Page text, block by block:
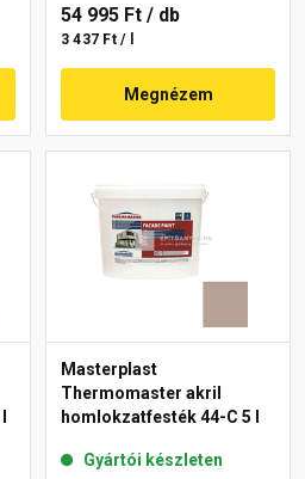
54 995 Ft / db
3 437 Ft / l
Megnézem
Masterplast
Thermomaster akril
homlokzatfesték 44-C 5 l
Gyártói készleten